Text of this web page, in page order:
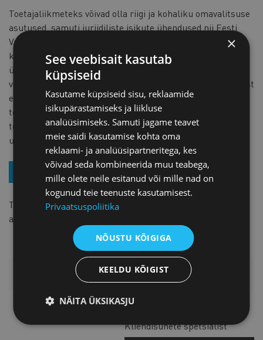
Toetajaliikmeteks võivad olla riigi ja kohaliku omavalitsuse
asutused, samuti juriidiliste isikute ühendused nii Eesti
Vabariigis kui välisriikides, kes on huvitatud koostööst
kaubanduskojaga, nõustuvad koja eesmärkide ja
ülesannetega ja kes kaubanduskoja tegevusele aineliselt
või tegudega kaasa aitavad. Toetajaliikmel ei ole hääleõigust
ega kohustust tasuda liikmemaksu täies mahus. Muud
tegevliikme õigused ja liikmete kohustused laienevad
toetajaliikmele Kaubanduskoja juhatuse poolt ettenähtud
ulatuses ja korras.
TULE LIIKMEKS JUBA TÄNA, TÄIDA ANKEET
Toetajaliikmeks soovijalpalume täita ankeet
aadressile
LISAINFO
Marju Raavel
Kliendisuhete spetsialist
×
See veebisait kasutab
küpsiseid
Kasutame küpsiseid sisu, reklaamide
isikupärastamiseks ja liikluse
analüüsimiseks. Samuti jagame teavet
meie saidi kasutamise kohta oma
reklaami- ja analüüsipartneritega, kes
võivad seda kombineerida muu teabega,
mille olete neile esitanud või mille nad on
kogunud teie teenuste kasutamisest.
Privaatsuspoliitika
NÕUSTU KÕIGIGA
KEELDU KÕIGIST
NÄITA ÜKSIKASJU